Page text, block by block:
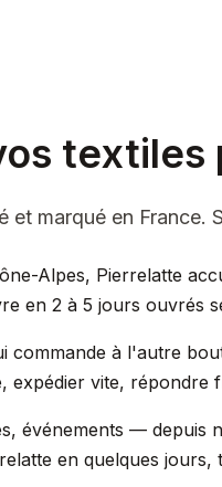
marqué en France.
Alpes, Pierrelatte
en 2 à 5 jours ouvrés
commande à l'autre
expédier vite, répondre
événements —
en quelques